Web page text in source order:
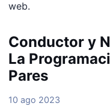
web.
Conductor y
La
Pares
10 ago 2023